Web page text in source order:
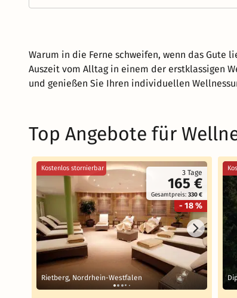
Warum in die Ferne schweifen, wenn das Gute
Auszeit vom Alltag in einem der erstklassigen
und genießen Sie Ihren individuellen
Top Angebote für
3 Tage
165 €
Gesamtpreis: 330 €
- 18 %
Kostenlos stornierbar
Rietberg, Nordrhein-Westfalen